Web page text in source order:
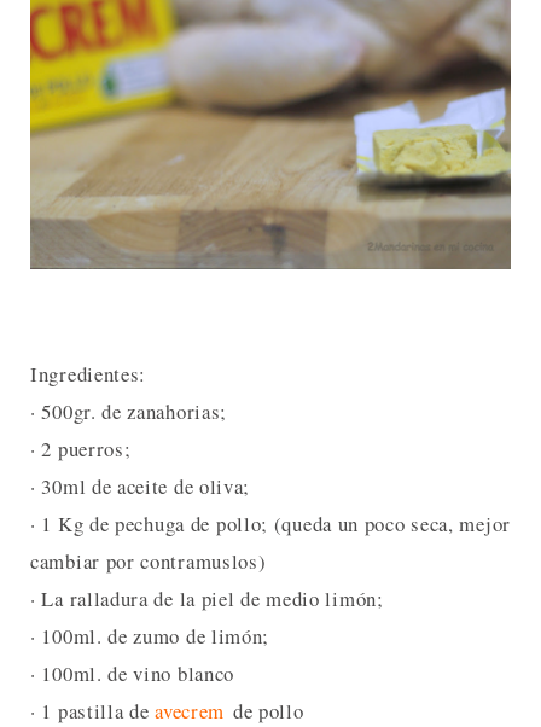
Ingredientes:
· 500gr. de zanahorias;
· 2 puerros;
· 30ml de aceite de oliva;
· 1 Kg de pechuga de pollo; (queda un poco seca, mejor
cambiar por contramuslos)
· La ralladura de la piel de medio limón;
· 100ml. de zumo de limón;
· 100ml. de vino blanco
· 1 pastilla deavecrem de pollo